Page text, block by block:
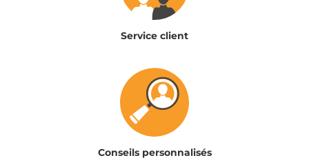
Service client
Conseils personnalisés